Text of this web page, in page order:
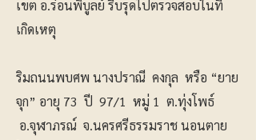
เขต อ.ร่อนพิบูลย์ รีบรุดไปตรวจสอบในที่
เกิดเหตุ
ริมถนนพบศพ นางปราณี คงกุล หรือ “ยาย
จุก” อายุ 73 ปี 97/1 หมู่ 1 ต.ทุ่งโพธ์
อ.จุฬาภรณ์ จ.นครศรีธรรมราช นอนตาย